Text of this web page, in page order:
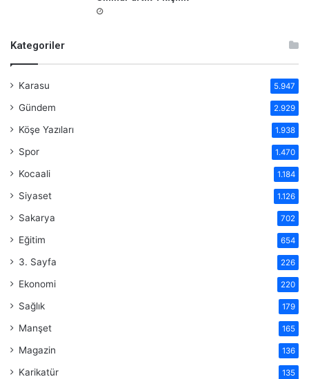
Kategoriler
Karasu 5.947
Gündem 2.929
Köşe Yazıları 1.938
Spor 1.470
Kocaali 1.184
Siyaset 1.126
Sakarya 702
Eğitim 654
3. Sayfa 226
Ekonomi 220
Sağlık 179
Manşet 165
Magazin 136
Karikatür 135